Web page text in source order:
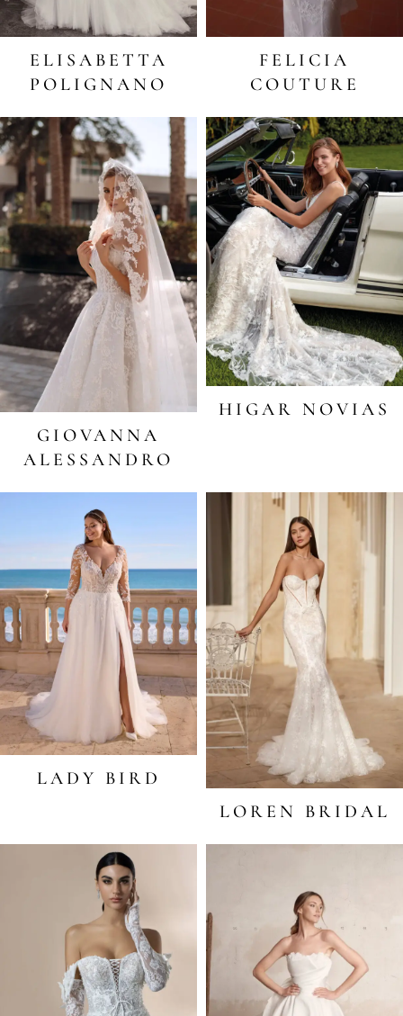
ELISABETTA
POLIGNANO
FELICIA
COUTURE
GIOVANNA
ALESSANDRO
HIGAR NOVIAS
LADY BIRD
LOREN BRIDAL